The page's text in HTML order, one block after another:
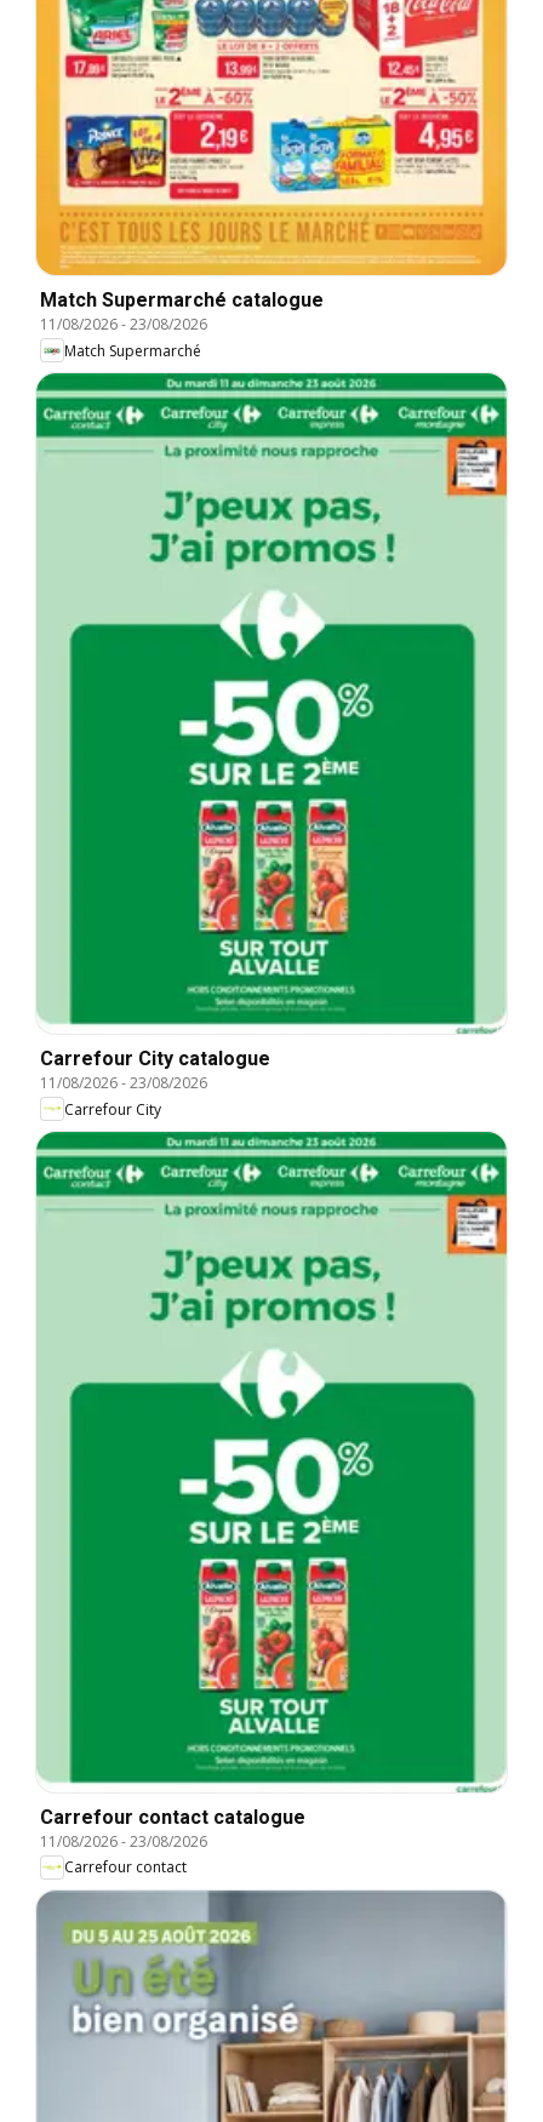
Match Supermarché catalogue
11/08/2026-23/08/2026
Match Supermarché
Carrefour City catalogue
11/08/2026-23/08/2026
Carrefour City
Carrefour contact catalogue
11/08/2026-23/08/2026
Carrefour contact